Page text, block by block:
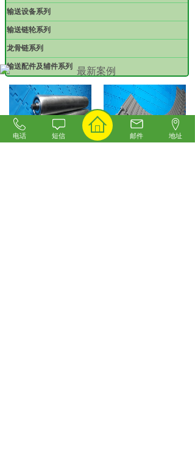
输送设备系列
输送链轮系列
龙骨链系列
输送配件及辅件系列 最新案例
电话 短信 邮件 地址